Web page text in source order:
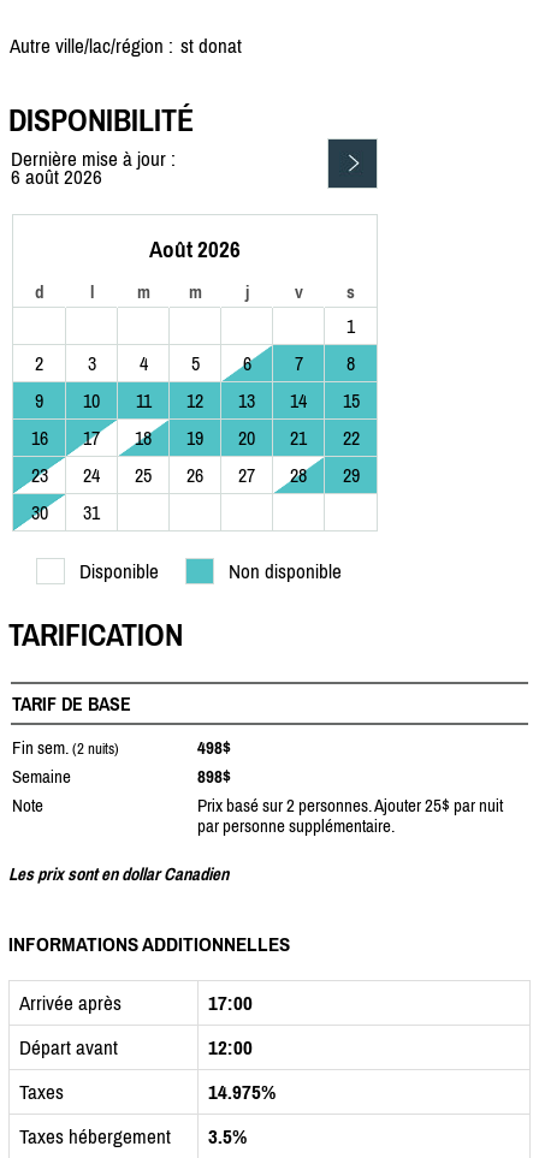
Autre ville/lac/région : st donat
DISPONIBILITÉ
Dernière mise à jour :
6 août 2026
Août 2026
d l m m j v s
1
2
3 4 5 6 7
8
9
10 11 12 13 14
15
16
17 18 19 20 21
22
23
24 25 26 27 28
29
30
31
Disponible Non disponible
TARIFICATION
TARIF DE BASE
Fin sem. (2 nuits)
498$
Semaine
898$
Note
Prix basé sur 2 personnes. Ajouter 25$ par nuit
par personne supplémentaire.
Les prix sont en dollar Canadien
INFORMATIONS ADDITIONNELLES
Arrivée après
17:00
Départ avant
12:00
Taxes
14.975%
Taxes hébergement
3.5%